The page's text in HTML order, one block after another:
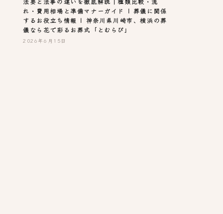
れ・費用相場と準備マナーガイド | 葬儀に関係
するお役立ち情報 | 神奈川県川崎市、横浜の葬
儀なら花で彩るお葬式「とむらび」
2026年6月15日